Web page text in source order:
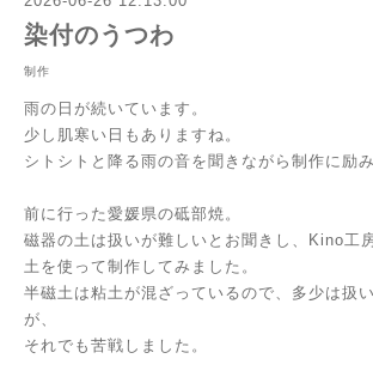
染付のうつわ
制作
雨の日が続いています。
少し肌寒い日もありますね。
シトシトと降る雨の音を聞きながら制作に励み
前に行った愛媛県の砥部焼。
磁器の土は扱いが難しいとお聞きし、Kino工
土を使って制作してみました。
半磁土は粘土が混ざっているので、多少は扱
が、
それでも苦戦しました。